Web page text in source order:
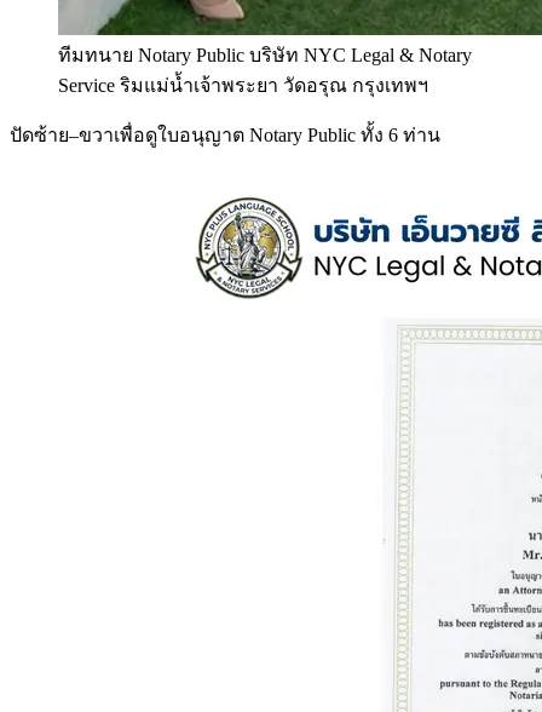
ทีมทนาย Notary Public บริษัท NYC Legal & Notary
Service ริมแม่น้ำเจ้าพระยา วัดอรุณ กรุงเทพฯ
ปัดซ้าย–ขวาเพื่อดูใบอนุญาต Notary Public ทั้ง 6 ท่าน